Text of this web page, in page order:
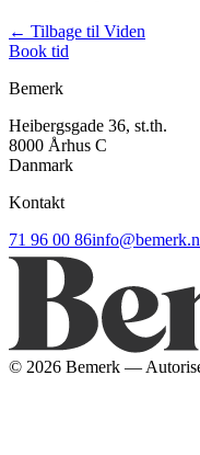
← Tilbage til Viden
Book tid
Bemerk
Heibergsgade 36, st.th.
8000 Århus C
Danmark
Kontakt
71 96 00 86
© 2026 Bemerk —